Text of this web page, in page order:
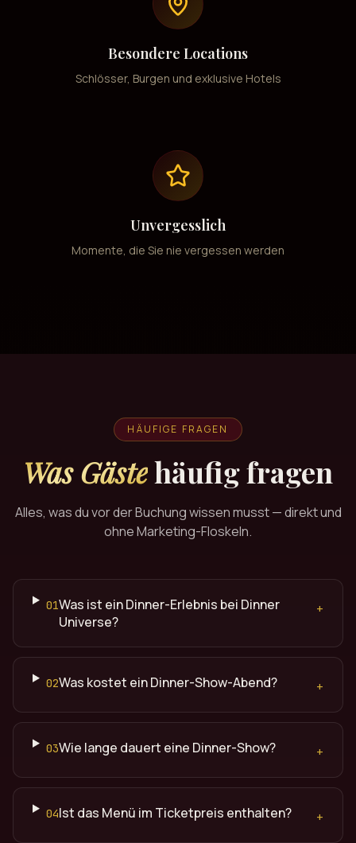
Besondere Locations
Schlösser, Burgen und exklusive Hotels
Unvergesslich
Momente, die Sie nie vergessen werden
HÄUFIGE FRAGEN
Was Gästehäufig fragen
Alles, was du vor der Buchung wissen musst — direkt und
ohne Marketing-Floskeln.
01Was ist ein Dinner-Erlebnis bei Dinner
Universe?
+
02Was kostet ein Dinner-Show-Abend? +
03Wie lange dauert eine Dinner-Show? +
04Ist das Menü im Ticketpreis enthalten? +